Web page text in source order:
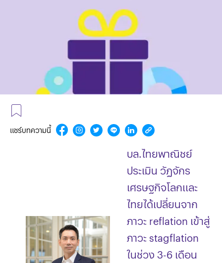
แชร์บทความนี้
บล.ไทยพาณิชย์
ประเมิน วัฏจักร
เศรษฐกิจโลกและ
ไทยได้เปลี่ยนจาก
ภาวะ reflation เข้าสู่
ภาวะ stagflation
ในช่วง 3-6 เดือน